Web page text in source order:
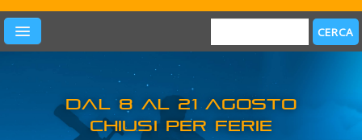
PRODOTTI